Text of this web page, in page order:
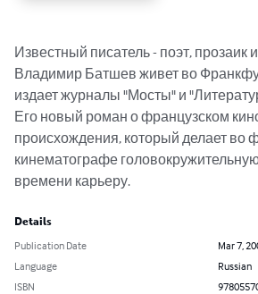
Известный писатель - поэт, прозаик
Владимир Батшев живет во
издает журналы "Мосты" и
Его новый роман о французском
происхождения, который делает во
кинематографе
времени карьеру.
Details
Publication Date
Mar 7,
Language
Russian
ISBN